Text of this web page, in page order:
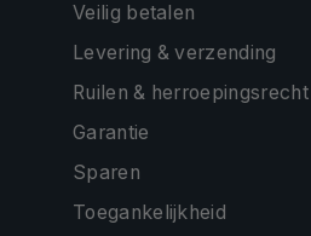
Veilig betalen
Levering & verzending
Ruilen & herroepingsrecht
Garantie
Sparen
Toegankelijkheid